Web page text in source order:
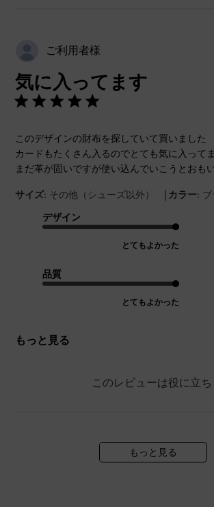
ご利用者様
気に入ってます
このデザインの財布を探していて買いました
カードもたくさん入るのでとても気に入って
まだ革が固いですが使い込んでいこうとおも
サイズ: その他（シューズ以外） | カラー:
デザイン
とてもよかった
品質
とてもよかった
もっと見る
このレビューは役に立
もっと見る